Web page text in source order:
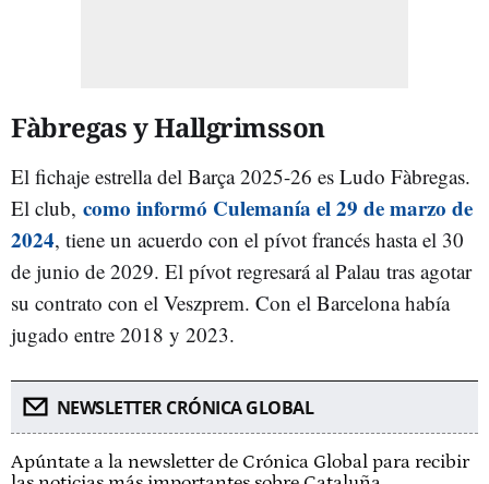
Fàbregas y Hallgrimsson
El fichaje estrella del Barça 2025-26 es Ludo Fàbregas.
El club, como informó Culemanía el 29 de marzo de
2024, tiene un acuerdo con el pívot francés hasta el 30
de junio de 2029. El pívot regresará al Palau tras agotar
su contrato con el Veszprem. Con el Barcelona había
jugado entre 2018 y 2023.
NEWSLETTER CRÓNICA GLOBAL
Apúntate a la newsletter de Crónica Global para recibir